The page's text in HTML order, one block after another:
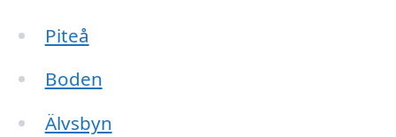
Piteå
Boden
Älvsbyn